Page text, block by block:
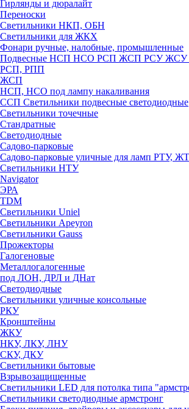
Гирлянды и дюралайт
Переноски
Светильники НКП, ОБН
Светильники для ЖКХ
Фонари ручные, налобные, промышленные
Подвесные НСП НСО РСП ЖСП РСУ
РСП, РПП
ЖСП
НСП, НСО под лампу накаливания
ССП Светильники подвесные светодиодные
Светильники точечные
Стандратные
Светодиодные
Садово-парковые
Садово-парковые уличные для ламп РТУ,
Светильники НТУ
Navigator
ЭРА
TDM
Светильники Uniel
Светильники Apeyron
Светильники Gauss
Прожекторы
Галогеновые
Металлогалогенные
под ЛОН, ДРЛ и ДНат
Светодиодные
Светильники уличные консольные
РКУ
Кронштейны
ЖКУ
НКУ, ЛКУ, ЛНУ
СКУ, ДКУ
Светильники бытовые
Взрывозащищенные
Светильники LED для потолка типа
Светильники светодиодные армстронг